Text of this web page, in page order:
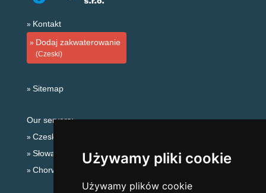
Używamy pliki cookie
Używamy plików cookie
Kontakt
Dodaj zakwaterowanie
(Czeski)
Sitemap
Our servers:
Czeskie Góry
Słowackie góry
Chorwacja